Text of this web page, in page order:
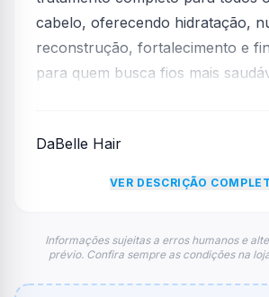
cabelo, oferecendo hidratação,
reconstrução, fortalecimento e
para quem busca fios mais
Hair – 250ml Promove limpeza
removendo as impurezas sem
Cronograma Perfeito – DaBelle
DaBelle Hair
VER DESCRIÇÃO
Informações sujeitas a erros humanos e
prévio. Confira sempre as condições na